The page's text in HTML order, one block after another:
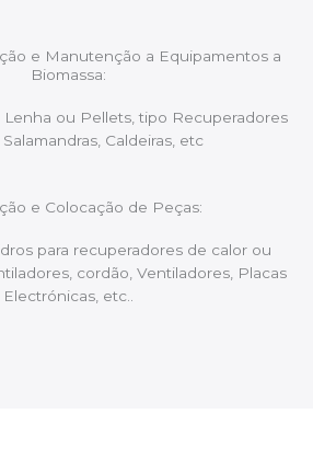
e Manutenção a Equipamentos a
Biomassa:
ou Pellets, tipo Recuperadores
Caldeiras, etc
e Colocação de Peças:
para recuperadores de calor ou
cordão, Ventiladores, Placas
Electrónicas, etc..